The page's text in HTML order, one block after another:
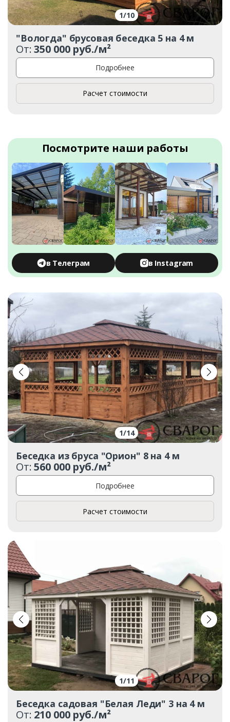
Посмотрите наши работы
в Телеграм в Instagram
1/10
"Вологда" брусовая беседка 5 на 4 м
От:350 000 руб./м²
Подробнее
Расчет стоимости
1/14
Беседка из бруса "Орион" 8 на 4 м
От:560 000 руб./м²
Подробнее
Расчет стоимости
1/11
Беседка садовая "Белая Леди" 3 на 4 м
От: 210 000 руб./м²